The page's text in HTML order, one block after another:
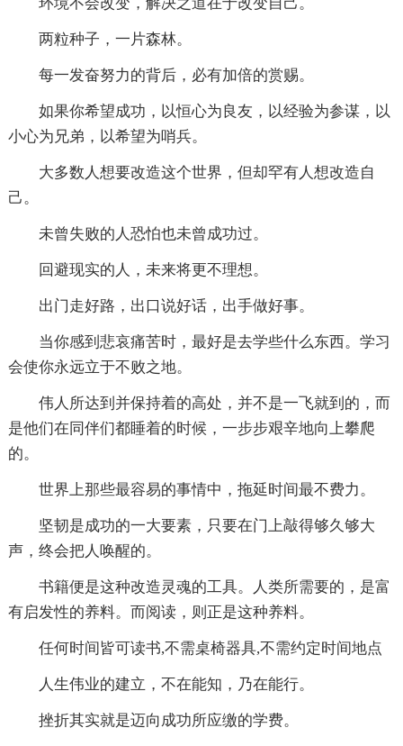
两粒种子，一片森林。
每一发奋努力的背后，必有加倍的赏赐。
如果你希望成功，以恒心为良友，以经验为参谋，以
小心为兄弟，以希望为哨兵。
大多数人想要改造这个世界，但却罕有人想改造自
己。
未曾失败的人恐怕也未曾成功过。
回避现实的人，未来将更不理想。
出门走好路，出口说好话，出手做好事。
当你感到悲哀痛苦时，最好是去学些什么东西。学习
会使你永远立于不败之地。
伟人所达到并保持着的高处，并不是一飞就到的，而
是他们在同伴们都睡着的时候，一步步艰辛地向上攀爬
的。
世界上那些最容易的事情中，拖延时间最不费力。
坚韧是成功的一大要素，只要在门上敲得够久够大
声，终会把人唤醒的。
书籍便是这种改造灵魂的工具。人类所需要的，是富
有启发性的养料。而阅读，则正是这种养料。
任何时间皆可读书,不需桌椅器具,不需约定时间地点
人生伟业的建立，不在能知，乃在能行。
挫折其实就是迈向成功所应缴的学费。